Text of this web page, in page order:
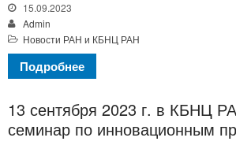
15.09.2023
Admin
Новости РАН и КБНЦ РАН
Подробнее
13 сентября 2023 г. в КБНЦ
семинар по инновационным